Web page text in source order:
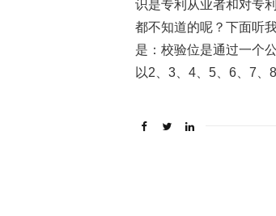
识是专利从业者和对专
都不知道的呢？下面听
是：校验位是通过一个
以2、3、4、5、6、7